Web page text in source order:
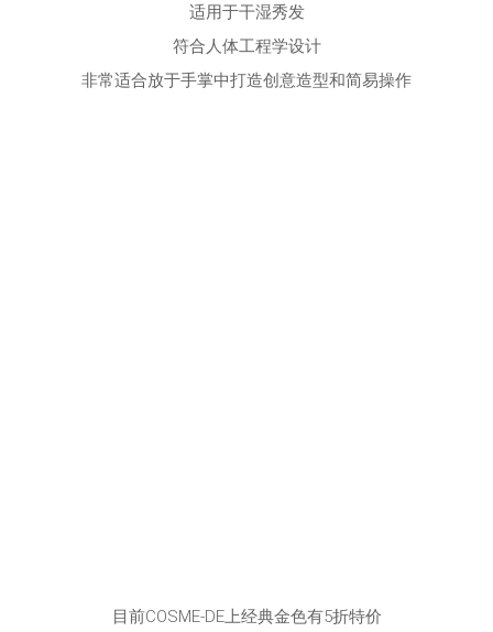
适用于干湿秀发
符合人体工程学设计
非常适合放于手掌中打造创意造型和简易操作
目前COSME-DE上经典金色有5折特价